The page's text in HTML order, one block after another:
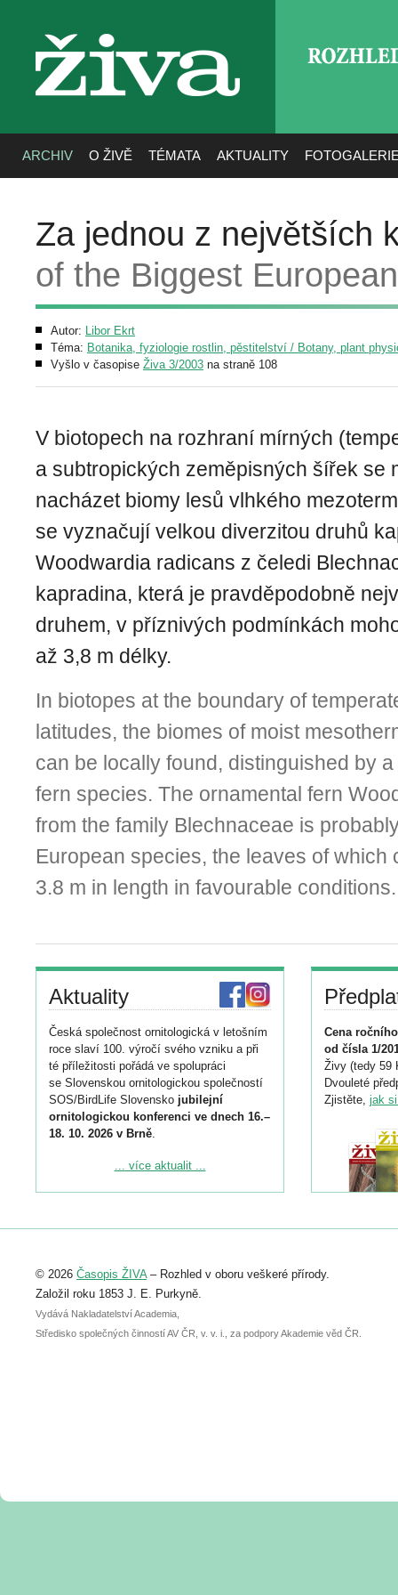
živa
ARCHIV O ŽIVĚ TÉMATA AKTUALITY
Za jednou z největších
of the Biggest
Autor: Libor Ekrt
Téma: Botanika, fyziologie rostlin, pěstitelství / Botany, plant
Vyšlo v časopise Živa 3/2003 na straně 108
V biotopech na rozhraní mírných
a subtropických zeměpisných šířek se
nacházet biomy lesů vlhkého
se vyznačují velkou diverzitou druhů
Woodwardia radicans z čeledi
kapradina, která je pravděpodobně
druhem, v příznivých podmínkách
až 3,8 m délky.
In biotopes at the boundary of
latitudes, the biomes of moist
can be locally found, distinguished by
fern species. The ornamental fern
from the family Blechnaceae is
European species, the leaves of which
3.8 m in length in favourable conditions.
Aktuality
Česká společnost ornitologická v letošním
roce slaví 100. výročí svého vzniku a při
té příležitosti pořádá ve spolupráci
se Slovenskou ornitologickou společností
SOS/BirdLife Slovensko jubilejní
ornitologickou konferenci ve dnech 16.–
18. 10. 2026 v Brně.
Podrobnější informace ke konferenci
Registrovat se můžete do 6. září.
abstraktu přihlášené přednášky nebo
posteru je už 30. června.
... více aktualit ...
Cena
od čísla 1/
Živy (tedy 59
Dvouleté
Zjistěte, jak
© 2026 Časopis ŽIVA– Rozhled v oboru veškeré přírody.
Založil roku 1853 J. E. Purkyně.
Vydává Nakladatelství Academia,
Středisko společných činností AV ČR, v. v. i., za podpory Akademie věd ČR.